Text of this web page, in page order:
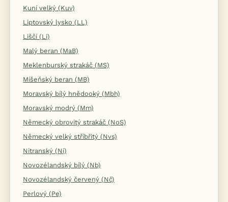
Kuní velký (Kuv)
Liptovský lysko (LL)
Liščí (Li)
Malý beran (MaB)
Meklenburský strakáč (MS)
Míšeňský beran (MB)
Moravský bílý hnědooký (Mbh)
Moravský modrý (Mm)
Německý obrovitý strakáč (NoS)
Německý velký stříbřitý (Nvs)
Nitranský (Ni)
Novozélandský bílý (Nb)
Novozélandský červený (Nč)
Perlový (Pe)